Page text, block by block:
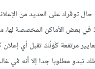
حال توفرك على العديد من
بعض الأماكن المخصصة لها،
مرتفعة كَوْنُكَ تقبل أي إعلان
تبدو مطلوبا جدا إلا أنه في